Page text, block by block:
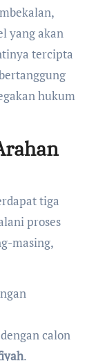
yang akan
tercipta
hukum
tiga
proses
masing,
dengan calon
.